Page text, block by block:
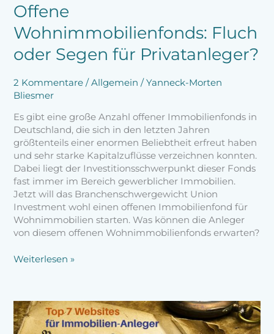
Offene
Wohnimmobilienfonds: Fluch
oder Segen für Privatanleger?
2 Kommentare /Allgemein /Yanneck-Morten
Bliesmer
Es gibt eine große Anzahl offener Immobilienfonds in
Deutschland, die sich in den letzten Jahren
größtenteils einer enormen Beliebtheit erfreut haben
und sehr starke Kapitalzuflüsse verzeichnen konnten.
Dabei liegt der Investitionsschwerpunkt dieser Fonds
fast immer im Bereich gewerblicher Immobilien.
Jetzt will das Branchenschwergewicht Union
Investment wohl einen offenen Immobilienfond für
Wohnimmobilien starten. Was können die Anleger
von diesem offenen Wohnimmobilienfonds erwarten?
Weiterlesen »
Die
7